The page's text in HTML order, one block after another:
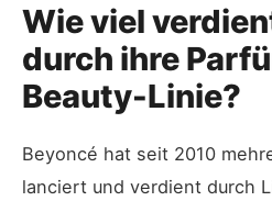
Wie viel
durch ihre
Beauty-Linie?
Beyoncé hat seit 2010
lanciert und verdient durch